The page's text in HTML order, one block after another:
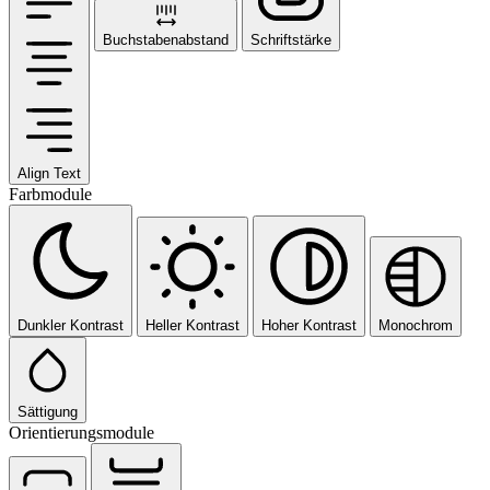
Align Text
Buchstabenabstand Schriftstärke
Farbmodule
Dunkler Kontrast Heller Kontrast Hoher Kontrast Monochrom
Sättigung
Orientierungsmodule